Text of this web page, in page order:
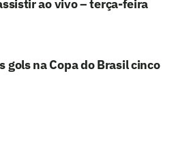
ao vivo – terça-feira
na Copa do Brasil cinco